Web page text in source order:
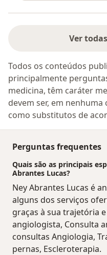
Ver
Todos os conteúdos
principalmente
medicina, têm caráter
devem ser, em
como substitutos de
Perguntas frequentes
Quais são as principais
Abrantes Lucas?
Ney Abrantes Lucas é
alguns dos serviços
graças à sua trajetória
angiologista, Consulta
consultas Angiologia,
pernas, Escleroterapia.